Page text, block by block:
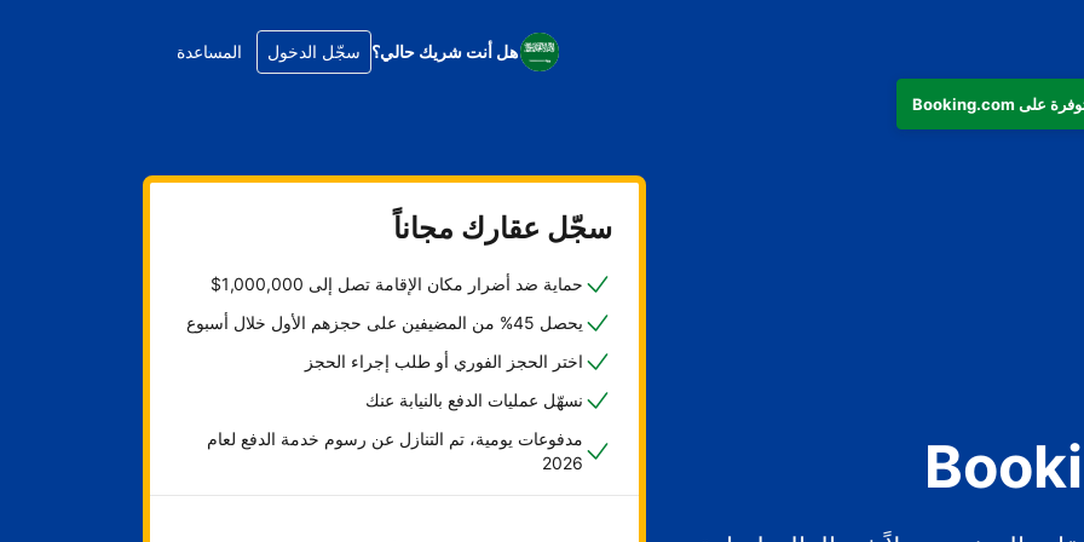
هل أنت شريك حالي؟ سجّل الدخول المساعدة
سجّل عقارك مجاناً
حماية ضد أضرار مكان الإقامة تصل إلى 1,000,000$
يحصل 45% من المضيفين على حجزهم الأول خلال أسبوع
اختر الحجز الفوري أو طلب إجراء الحجز
نسهّل عمليات الدفع بالنيابة عنك
مدفوعات يومية، تم التنازل عن رسوم خدمة الدفع لعام
2026